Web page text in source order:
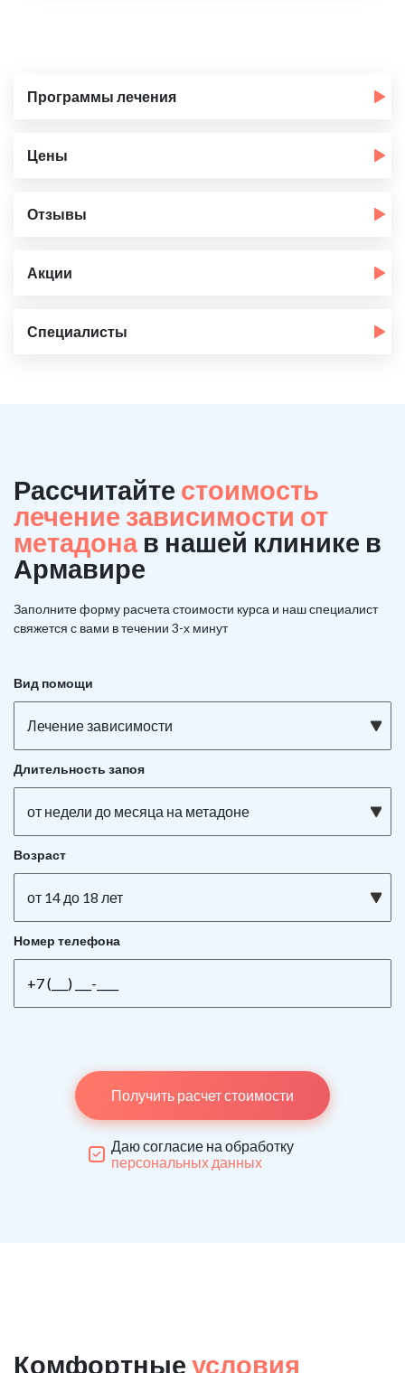
Программы лечения
Цены
Отзывы
Акции
Специалисты
Рассчитайте стоимость
лечение зависимости от
метадона в нашей клинике в
Армавире
Заполните форму расчета стоимости курса и наш специалист
свяжется с вами в течении 3-х минут
Вид помощи
Лечение зависимости
Длительность запоя
от недели до месяца на метадоне
Возраст
от 14 до 18 лет
Номер телефона
Получить расчет стоимости
Даю согласие на обработку
персональных данных
Комфортные условия